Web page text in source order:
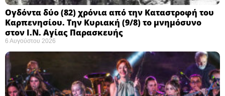
Ογδόντα δύο (82) χρόνια από την Καταστροφή του
Καρπενησίου. Την Κυριακή (9/8) το μνημόσυνο
στον Ι.Ν. Αγίας Παρασκευής
6 Αυγούστου 2026